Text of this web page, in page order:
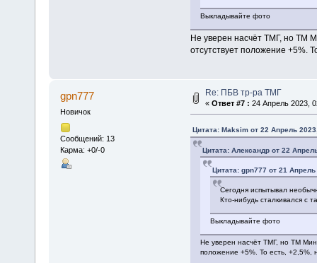
Выкладывайте фото
Не уверен насчёт ТМГ, но ТМ
отсутствует положение +5%.
gpn777
Новичок
Сообщений: 13
Карма: +0/-0
Re: ПБВ тр-ра ТМГ
« Ответ #7 : 24 Апрель 2023,
Цитата: Maksim от 22 Апрель
Цитата: Алексaндр от 22
Цитата: gpn777 от 21
Сегодня испытывал
Кто-нибудь сталкивался с
Выкладывайте фото
Не уверен насчёт ТМГ, но ТМ
положение +5%. То есть, +2,5%,